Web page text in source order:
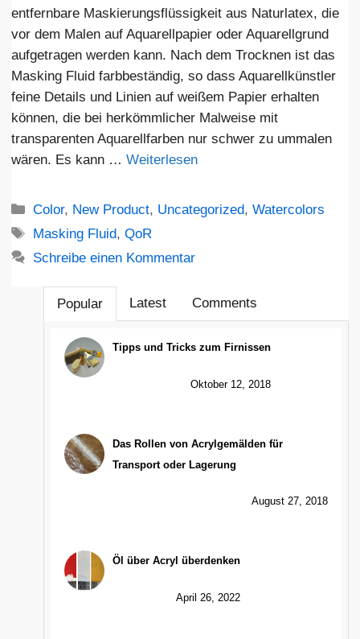
entfernbare Maskierungsflüssigkeit aus Naturlatex, die
vor dem Malen auf Aquarellpapier oder Aquarellgrund
aufgetragen werden kann. Nach dem Trocknen ist das
Masking Fluid farbbeständig, so dass Aquarellkünstler
feine Details und Linien auf weißem Papier erhalten
können, die bei herkömmlicher Malweise mit
transparenten Aquarellfarben nur schwer zu ummalen
wären. Es kann … Weiterlesen
Kategorien
Color, New Product, Uncategorized,Watercolors
Schlagwörter
Masking Fluid,QoR
Schreibe einen Kommentar
Popular Latest Comments
Tipps und Tricks zum Firnissen
Oktober 12, 2018
Das Rollen von Acrylgemälden für
Transport oder Lagerung
August 27, 2018
Öl über Acryl überdenken
April 26, 2022